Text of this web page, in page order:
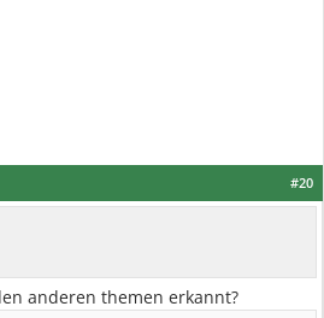
#20
anderen themen erkannt?